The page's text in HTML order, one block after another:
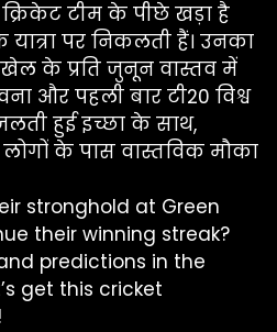
क्रिकेट टीम के पीछे खड़ा है
पर निकलती हैं। उनका
के प्रति जुनून वास्तव में
और पहली बार टी20 विश्व
हुई इच्छा के साथ,
के पास वास्तविक मौका
stronghold at Green
their winning streak?
predictions in the
get this cricket